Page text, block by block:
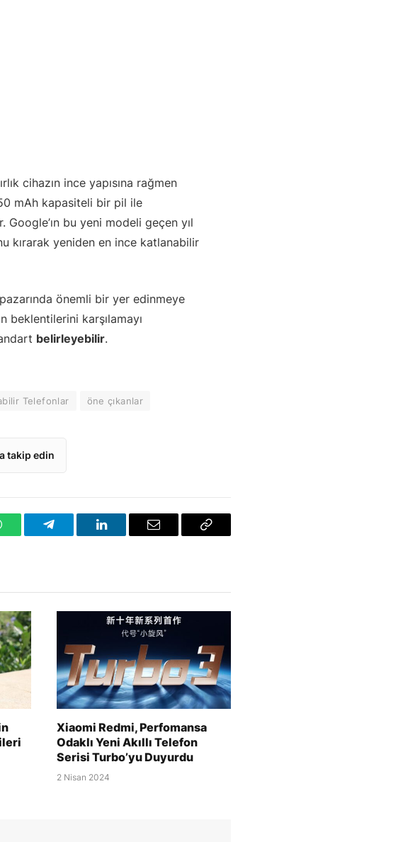
cihazın ince yapısına rağmen
mAh kapasiteli bir pil ile
bu yeni modeli geçen yıl
kırarak yeniden en ince katlanabilir
önemli bir yer edinmeye
beklentilerini karşılamayı
belirleyebilir.
Telefonlar öne çıkanlar
takip edin
Telegram LinkedIn E-
Bağlantıyı
Xiaomi Redmi, Perfomansa
Odaklı Yeni Akıllı Telefon
Serisi Turbo’yu Duyurdu
2 Nisan 2024